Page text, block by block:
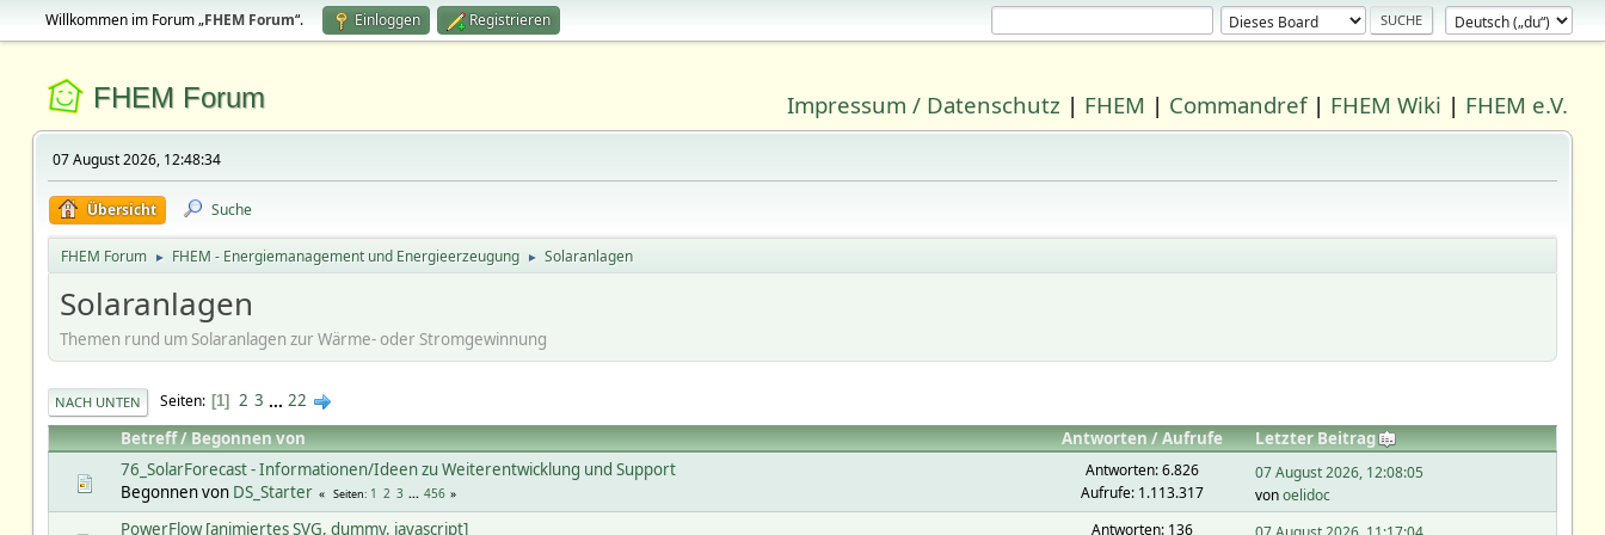
Willkommen im Forum „FHEM Forum“. Einloggen Registrieren
FHEM Forum Impressum / Datenschutz | FHEM | Commandref| FHEM Wiki | FHEM e.V.
07 August 2026, 12:48:34
Übersicht Suche
FHEM Forum ► FHEM - Energiemanagement und Energieerzeugung ► Solaranlagen
Solaranlagen
Themen rund um Solaranlagen zur Wärme- oder Stromgewinnung
NACH UNTEN Seiten 1 2 3 ... 22
Betreff/Begonnen von Antworten/Aufrufe
Letzter Beitrag
76_SolarForecast - Informationen/Ideen zu Weiterentwicklung und Support
Begonnen von DS_Starter Seiten 1 2 3 ... 456
Antworten: 6.826
Aufrufe: 1.113.317
07 August 2026, 12:08:05
vonoelidoc
PowerFlow [animiertes SVG, dummy, javascript]
Antworten: 136